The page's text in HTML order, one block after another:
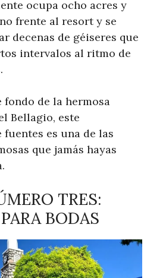
ocupa ocho acres y
frente al resort y se
decenas de géiseres que
intervalos al ritmo de
fondo de la hermosa
Bellagio, este
es una de las
que jamás hayas
TRES:
BODAS